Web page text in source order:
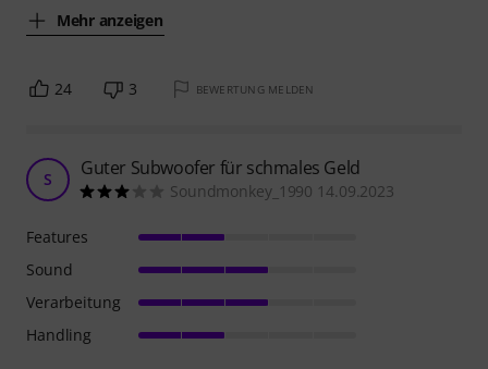
Mehr anzeigen
24 3 BEWERTUNG MELDEN
S Guter Subwoofer für schmales Geld
Soundmonkey_1990 14.09.2023
Features
Sound
Verarbeitung
Handling